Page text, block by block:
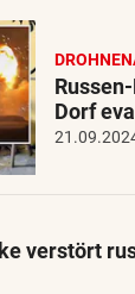
Dorf
verstört